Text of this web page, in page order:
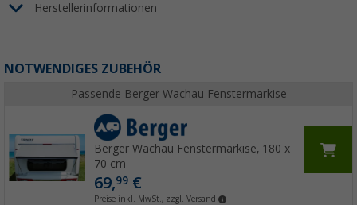
Herstellerinformationen
NOTWENDIGES ZUBEHÖR
Passende Berger Wachau Fenstermarkise
Berger Wachau Fenstermarkise, 180 x
70 cm
69,99€
Preise inkl. MwSt., zzgl. Versand